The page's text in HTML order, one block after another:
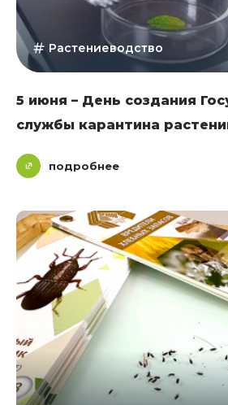
Растениеводство
5 июня – День создания
службы карантина
подробнее